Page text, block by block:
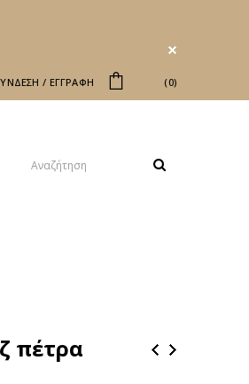
ΤΟ ΚΑΛΆΘΙ ΜΟΥ 0
/ ΕΓΓΡΑΦΗ
πέτρα